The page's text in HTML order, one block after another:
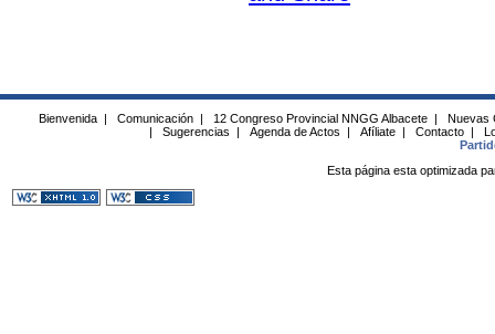
Bienvenida | Comunicación | 12 Congreso Provincial NNGG Albacete |
Nuevas
|
Sugerencias | Agenda de Actos | Afíliate | Contacto |
Esta página esta optimizada